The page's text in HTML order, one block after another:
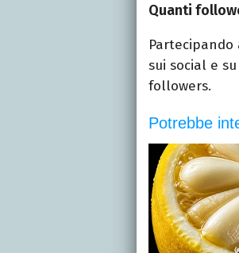
Quanti
Partecipando
sui social e
followers.